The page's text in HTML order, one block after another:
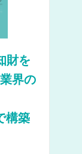
財を
界の
構築